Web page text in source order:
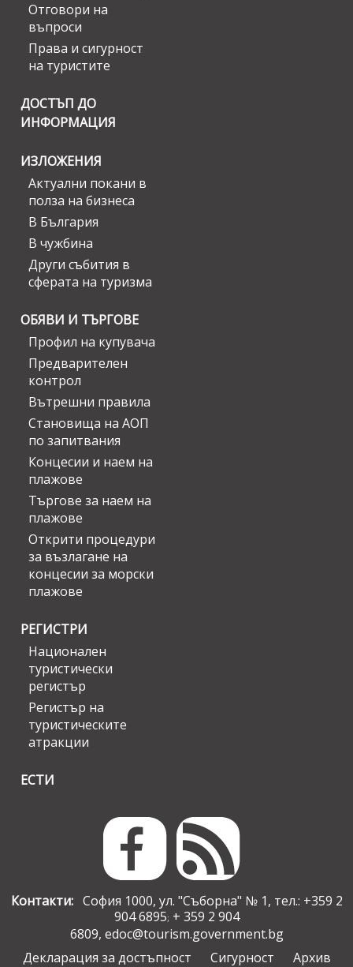
Отговори на
въпроси
Права и сигурност
на туристите
ДОСТЪП ДО
ИНФОРМАЦИЯ
ИЗЛОЖЕНИЯ
Актуални покани в
полза на бизнеса
В България
В чужбина
Други събития в
сферата на туризма
ОБЯВИ И ТЪРГОВЕ
Профил на купувача
Предварителен
контрол
Вътрешни правила
Становища на АОП
по запитвания
Концесии и наем на
плажове
Търгове за наем на
плажове
Открити процедури
за възлагане на
концесии за морски
плажове
РЕГИСТРИ
Национален
туристически
регистър
Регистър на
туристическите
атракции
ЕСТИ
Контакти:София 1000, ул. "Съборна" № 1, тел.: +359 2
904 6895; + 359 2 904
6809, edoc@tourism.government.bg
Декларация за достъпност
Сигурност
Архив